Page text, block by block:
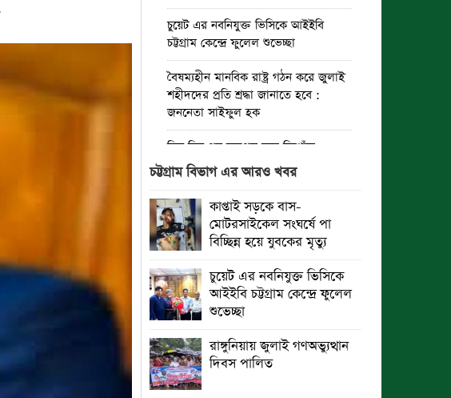
চুয়েট এর নবনিযুক্ত ভিসিকে আইইবি
চট্টগ্রাম কেন্দ্রে ফুলেল শুভেচ্ছা
বৈষম্যহীন মানবিক রাষ্ট্র গঠন করে জুলাই
শহীদদের প্রতি শ্রদ্ধা জানাতে হবে :
জননেতা সাইফুল হক
তিন দিন পর ব্রহ্মপুত্র নদে নিখোঁজ
সাইফুলের মরদেহ গফরগাঁও থেকে উদ্ধার
ব্রহ্মপুত্র নদে নিখোঁজ কৃষকের সন্ধান
মেলেনি
রাঙ্গুনিয়ায় জুলাই গণঅভ্যুত্থান দিবস
পালিত
পার্বতীপুরে জুলাই গণঅভ্যুত্থান দিবস
পালন
আত্রাইয়ে যথাযোগ্য মর্যাদায় ‘জুলাই
গণঅভ্যুত্থান দিবস’ পালিত
চট্টগ্রাম বিভাগ এর আরও খবর
কাপ্তাই সড়কে বাস-
মোটরসাইকেল সংঘর্ষে পা
বিচ্ছিন্ন হয়ে যুবকের মৃত্যু
চুয়েট এর নবনিযুক্ত ভিসিকে
আইইবি চট্টগ্রাম কেন্দ্রে ফুলেল
শুভেচ্ছা
রাঙ্গুনিয়ায় জুলাই গণঅভ্যুত্থান
দিবস পালিত